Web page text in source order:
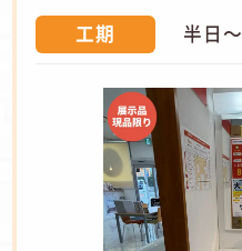
工期 半日～